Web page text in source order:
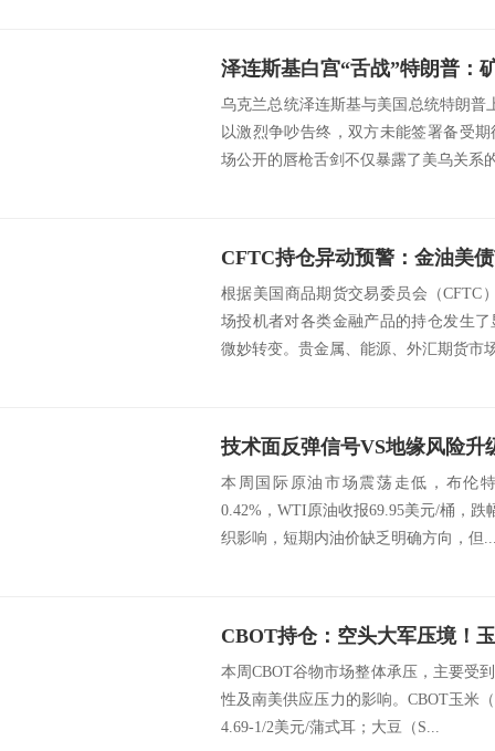
乌克兰总统泽连斯基与美国总统特朗普
以激烈争吵告终，双方未能签署备受
场公开的唇枪舌剑不仅暴露了美乌关系
根据美国商品期货交易委员会（CFTC
场投机者对各类金融产品的持仓发生
微妙转变。贵金属、能源、外汇期货市
本周国际原油市场震荡走低，布伦
0.42%，WTI原油收报69.95美元/桶，跌
织影响，短期内油价缺乏明确方向，但
本周CBOT谷物市场整体承压，主要受
性及南美供应压力的影响。CBOT玉米
4.69-1/2美元/蒲式耳；大豆（S...